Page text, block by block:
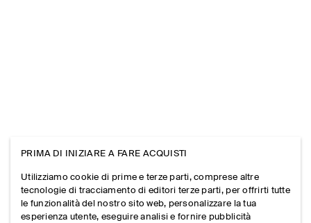
PRIMA DI INIZIARE A FARE ACQUISTI
Utilizziamo cookie di prime e terze parti, comprese altre
tecnologie di tracciamento di editori terze parti, per offrirti tutte
le funzionalità del nostro sito web, personalizzare la tua
esperienza utente, eseguire analisi e fornire pubblicità